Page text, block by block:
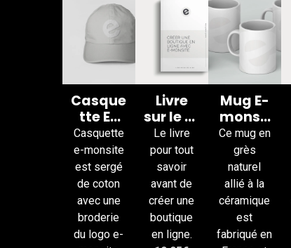
Casque
tte E-
monsit
e
brodée
Casquette
e-monsite
est sergé
de coton
avec une
broderie
du logo e-
Livre
sur le E-
comme
rce
Le livre
pour tout
savoir
avant de
créer une
boutique
en ligne.
Mug E-
monsit
e
Ce mug en
grès
naturel
allié à la
céramique
est
fabriqué en